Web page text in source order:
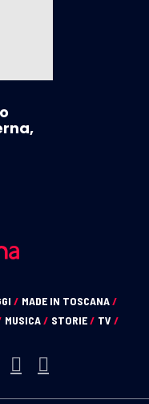
/ MADE IN TOSCANA/
MUSICA/ STORIE/ TV /